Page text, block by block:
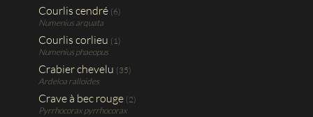
Courlis cendré (6)
Numenius arquata
Courlis corlieu (1)
Numenius phaeopus
Crabier chevelu (35)
Ardeloa ralloides
Crave à bec rouge (2)
Pyrrhocorax pyrrhocorax